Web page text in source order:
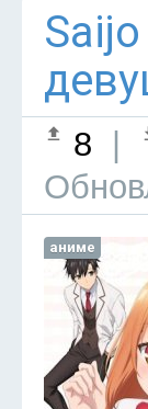
8
аниме